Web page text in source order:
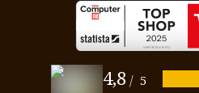
4,8/ 5